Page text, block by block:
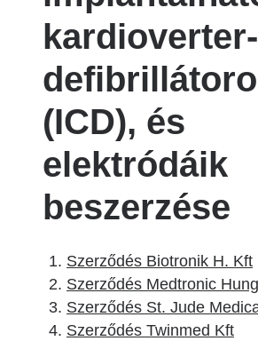
kardioverter-
(ICD), és
elektródáik
beszerzése
Szerződés Biotronik H. Kft
Szerződés Medtronic
Szerződés St. Jude
Szerződés Twinmed Kft